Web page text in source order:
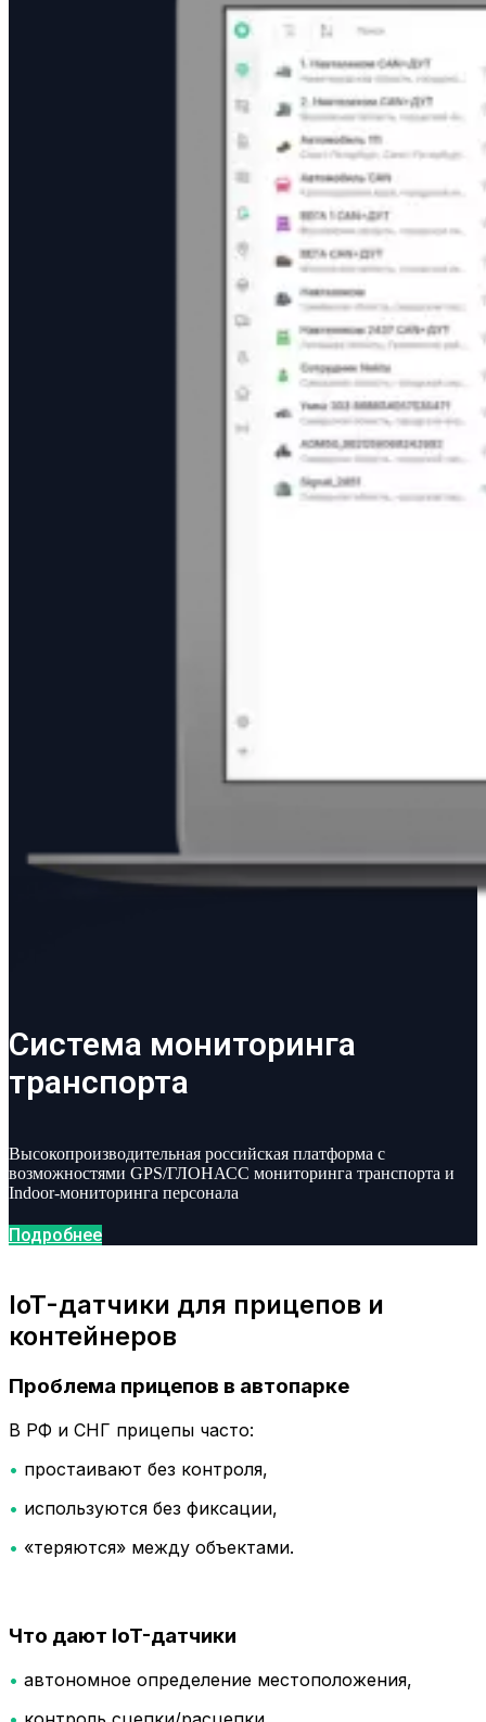
Система мониторинга
транспорта
Высокопроизводительная российская платформа с
возможностями GPS/ГЛОНАСС мониторинга транспорта и
Indoor-мониторинга персонала
Подробнее
IoT-датчики для прицепов и
контейнеров
Проблема прицепов в автопарке
В РФ и СНГ прицепы часто:
• простаивают без контроля,
• используются без фиксации,
• «теряются» между объектами.
Что дают IoT-датчики
• автономное определение местоположения,